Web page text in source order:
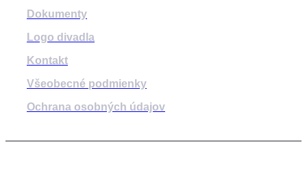
Dokumenty
Logo divadla
Kontakt
Všeobecné podmienky
Ochrana osobných údajov